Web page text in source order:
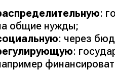
:
общие нужды;
: через
: